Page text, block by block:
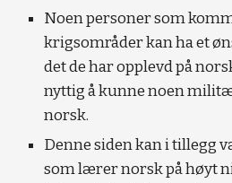
Noen personer som
krigsområder kan ha et
det de har opplevd på
nyttig å kunne noen
norsk.
Denne siden kan i tillegg
som lærer norsk på høyt